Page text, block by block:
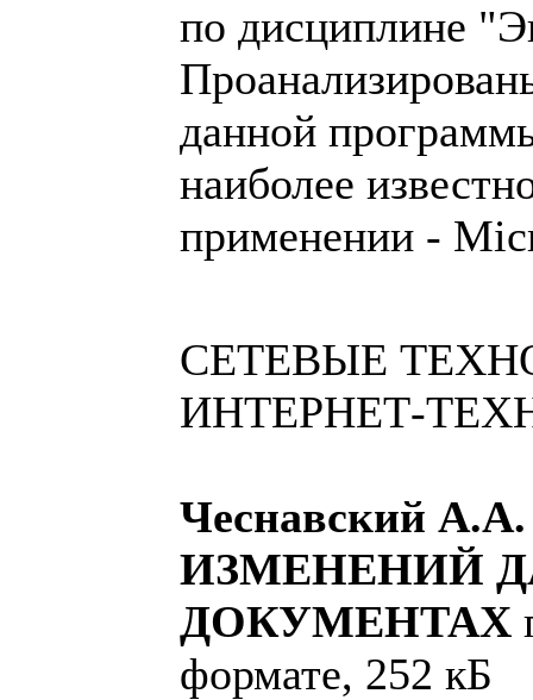
по дисциплине
данной
наиболее
применении -
СЕТЕВЫЕ
ИНТЕРНЕТ-
Чеснавский
ИЗМЕНЕНИЙ
ДОКУМЕНТАХ
формате, 252 кБ